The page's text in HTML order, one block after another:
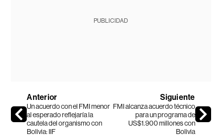
PUBLICIDAD
Anterior
Un acuerdo con el FMI menor
al esperado reflejaría la
cautela del organismo con
Bolivia: IIF
Siguiente
FMI alcanza acuerdo técnico
para un programa de
US$1.900 millones con
Bolivia